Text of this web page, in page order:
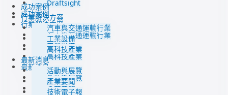
Draftsight
成功案例
行業解決方案
汽車與交通運輸行業
工業設備
高科技產業
最新消息
活動與展覽
產業要聞
成功案例
行業解決方案
汽車與交通運輸行業
工業設備
高科技產業
最新消息
活動與展覽
產業要聞
技術電子報